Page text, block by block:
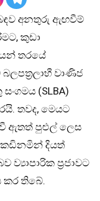
අනතුරු ඇඟවීම්
කුඩා
තරයේ
වාණිජ
(SLBA)
තවද, මෙයට
ඇතත් පුළුල් ලෙස
කඩිනමින් දියත්
ප්‍රජාවට
කර තිබේ.